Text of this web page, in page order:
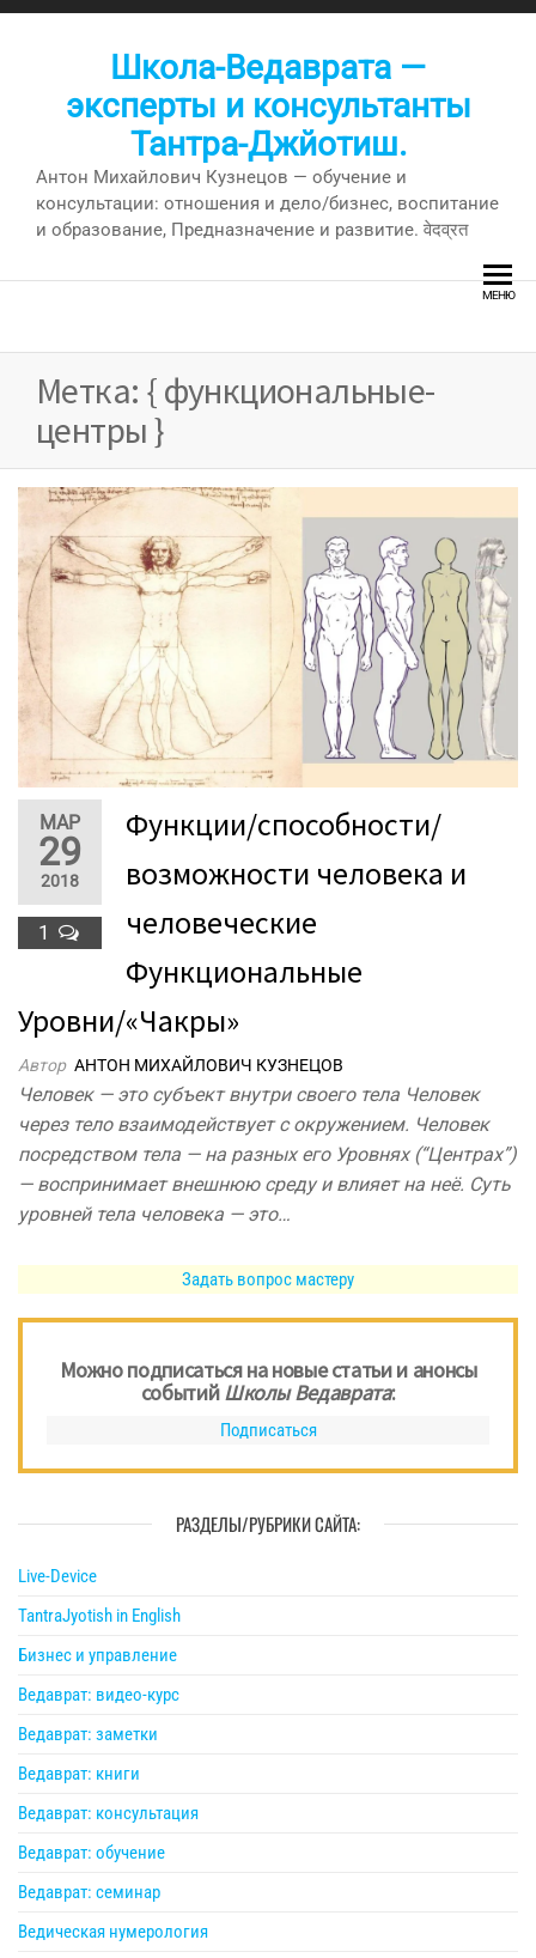
Перейти
Школа-Ведаврата —
эксперты и консультанты
Тантра-Джйотиш.
Антон Михайлович Кузнецов — обучение и
консультации: отношения и дело/бизнес, воспитание
и образование, Предназначение и развитие. वेदव्रत
МЕНЮ
Метка: { функциональные-
центры }
МАР
29
2018
1
Функции/способности/
возможности человека и
человеческие
Функциональные
Уровни/«Чакры»
Автор АНТОН МИХАЙЛОВИЧ КУЗНЕЦОВ
Человек — это субъект внутри своего тела Человек
через тело взаимодействует с окружением. Человек
посредством тела — на разных его Уровнях (“Центрах”)
— воспринимает внешнюю среду и влияет на неё. Суть
уровней тела человека — это…
Задать вопрос мастеру
Можно подписаться на новые статьи и анонсы
событийШколы Ведаврата:
Подписаться
РАЗДЕЛЫ/РУБРИКИ САЙТА:
Live-Device
TantraJyotish in English
Бизнес и управление
Ведаврат: видео-курс
Ведаврат: заметки
Ведаврат: книги
Ведаврат: консультация
Ведаврат: обучение
Ведаврат: семинар
Ведическая нумерология